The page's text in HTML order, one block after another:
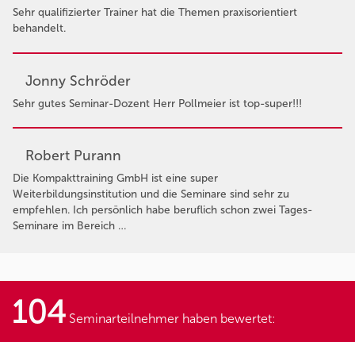
Sehr qualifizierter Trainer hat die Themen praxisorientiert
behandelt.
Jonny Schröder
Sehr gutes Seminar-Dozent Herr Pollmeier ist top-super!!!
Robert Purann
Die Kompakttraining GmbH ist eine super
Weiterbildungsinstitution und die Seminare sind sehr zu
empfehlen. Ich persönlich habe beruflich schon zwei Tages-
Seminare im Bereich …
104 Seminarteilnehmer haben bewertet: